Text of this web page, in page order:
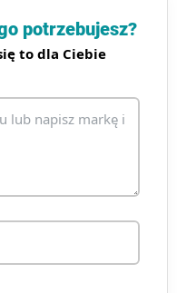
potrzebujesz?
to dla Ciebie